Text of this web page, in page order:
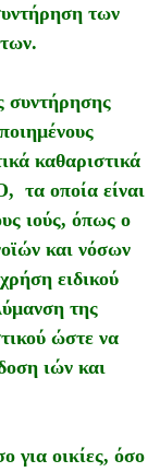
των
συντήρησης
καθαριστικά
τα οποία είναι
ιούς, όπως ο
και νόσων
ειδικού
της
ώστε να
ιών και
για οικίες, όσο